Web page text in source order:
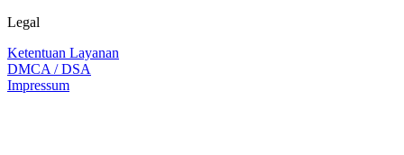
Legal
Ketentuan Layanan
DMCA / DSA
Impressum